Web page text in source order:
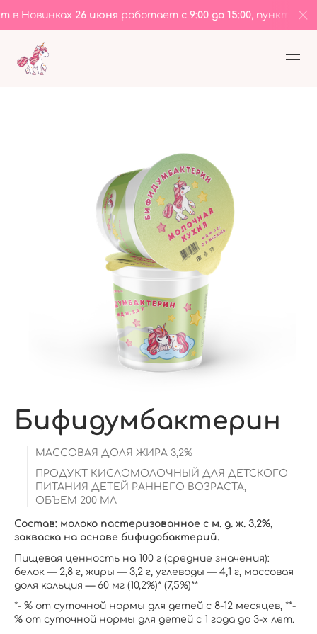
Новинках26 июняработаетс 9:00 до 15:00, пункт на
Бифидумбактерин
МАССОВАЯ ДОЛЯ ЖИРА 3,2%
ПРОДУКТ КИСЛОМОЛОЧНЫЙ ДЛЯ ДЕТСКОГО
ПИТАНИЯ ДЕТЕЙ РАННЕГО ВОЗРАСТА,
ОБЪЕМ 200 МЛ
Состав: молоко пастеризованное с м. д. ж. 3,2%,
закваска на основе бифидобактерий.
Пищевая ценность на 100 г (средние значения):
белок — 2,8 г, жиры — 3,2 г, углеводы — 4,1 г, массовая
доля кальция — 60 мг (10,2%)* (7,5%)**
*- % от суточной нормы для детей с 8-12 месяцев, **-
% от суточной нормы для детей с 1 года до 3-х лет.